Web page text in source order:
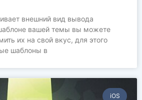
внешний вид вывода
вашей темы вы можете
их на свой вкус, для этого
шаблоны в
iOS